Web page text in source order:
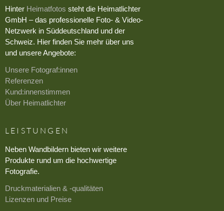
Hinter Heimatfotos steht die Heimatlichter
GmbH – das professionelle Foto- & Video-
Netzwerk in Süddeutschland und der
Schweiz. Hier finden Sie mehr über uns
und unsere Angebote:
Unsere Fotograf:innen
Referenzen
Kund:innenstimmen
Über Heimatlichter
LEISTUNGEN
Neben Wandbildern bieten wir weitere
Produkte rund um die hochwertige
Fotografie.
Druckmaterialien & -qualitäten
Lizenzen und Preise